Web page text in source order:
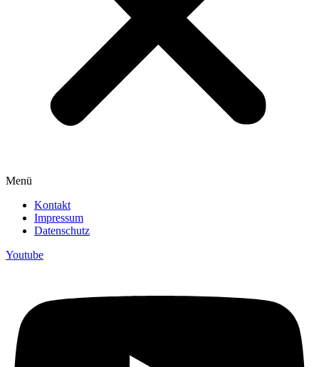
Menü
Kontakt
Impressum
Datenschutz
Youtube